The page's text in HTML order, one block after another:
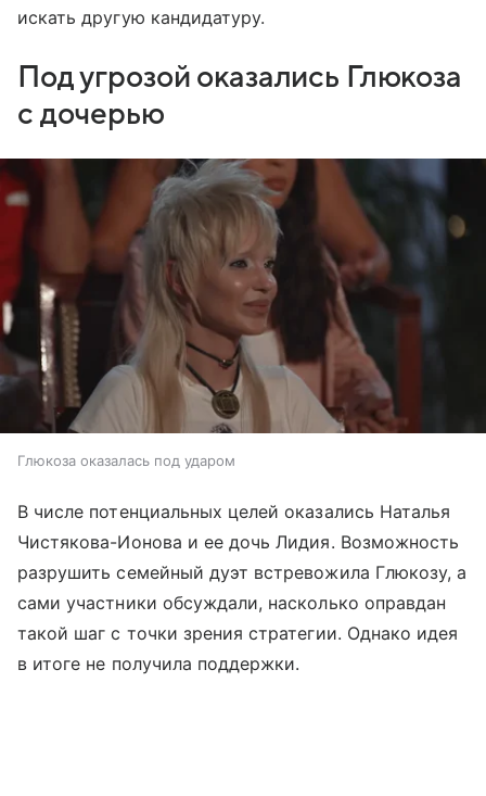
искать другую кандидатуру.
Под угрозой оказались Глюкоза
с дочерью
Глюкоза оказалась под ударом
В числе потенциальных целей оказались Наталья
Чистякова-Ионова и ее дочь Лидия. Возможность
разрушить семейный дуэт встревожила Глюкозу, а
сами участники обсуждали, насколько оправдан
такой шаг с точки зрения стратегии. Однако идея
в итоге не получила поддержки.